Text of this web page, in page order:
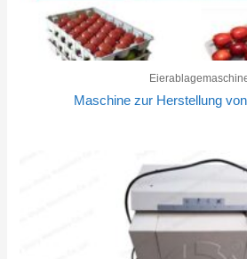
Maschine zur Herstellung